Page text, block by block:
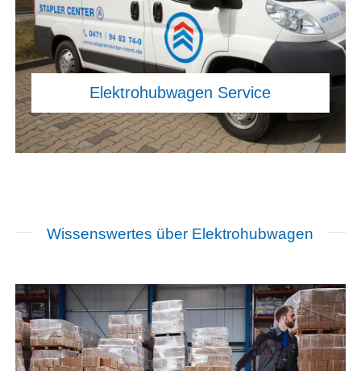
Wissenswertes über Elektrohubwagen